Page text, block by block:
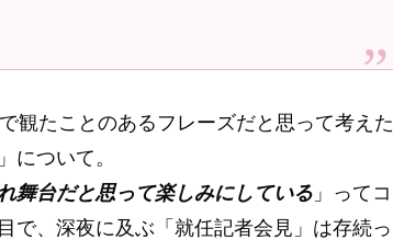
観たことのあるフレーズだと思って考えた
について。
舞台だと思って楽しみにしている 」ってコ
で、深夜に及ぶ「就任記者会見」は存続っ